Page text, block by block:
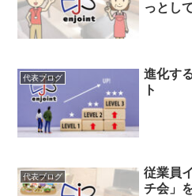
っとし
代表ブログ
進化す
ト
代表ブログ
従業員
チ会」